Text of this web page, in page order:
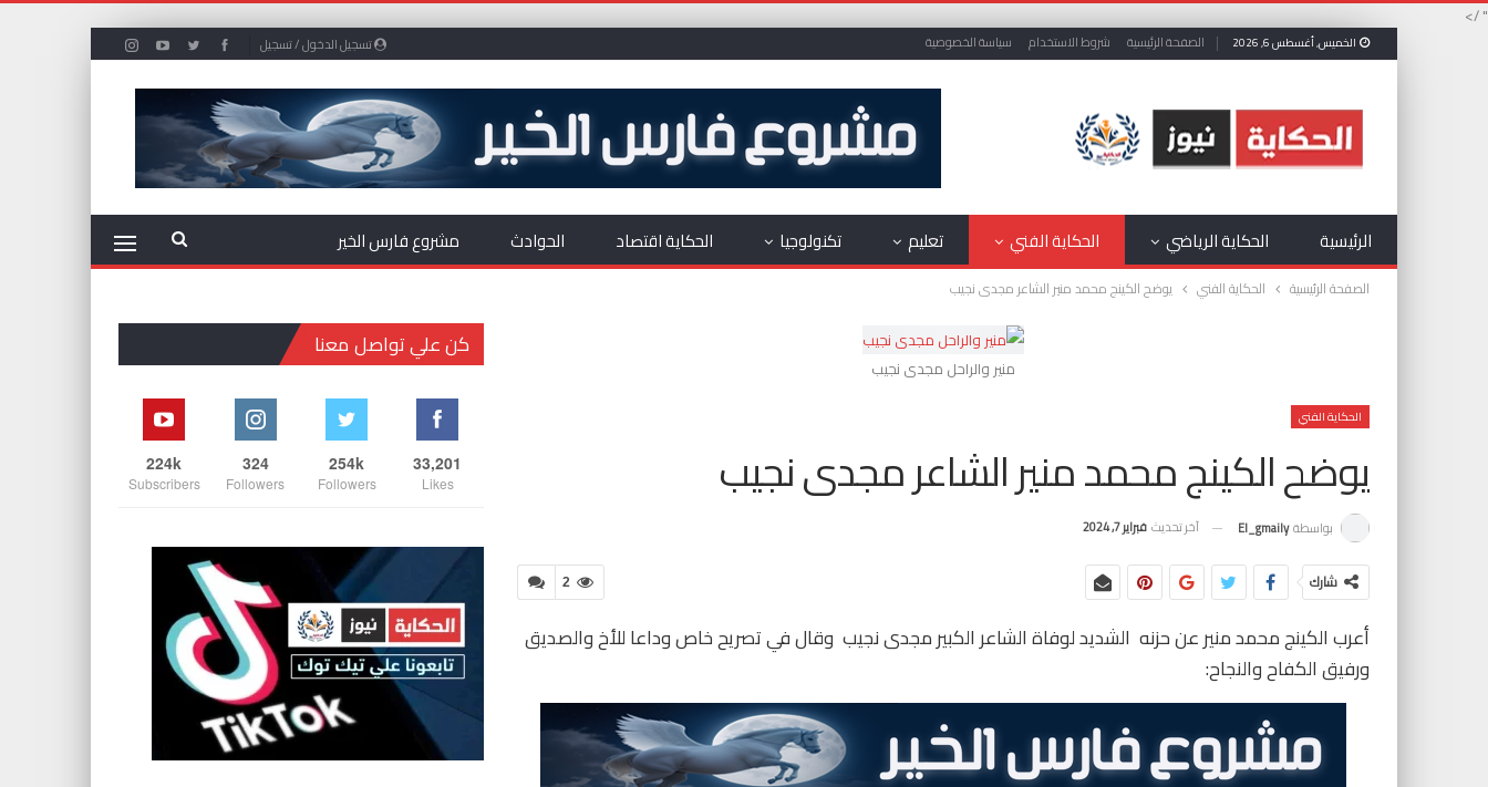
" />
تسجيل الدخول / تسجيل الخميس, أغسطس 6, 2026 الصفحة الرئيسية شروط الاستخدام سياسة الخصوصية
الرئيسية الحكاية الرياضي الحكاية الفني تعليم تكنولوجيا الحكاية اقتصاد الحوادث مشروع فارس الخير
الصفحة الرئيسية الحكاية الفني يوضح الكينج محمد منير الشاعر مجدى نجيب
منير والراحل مجدى نجيب
الحكاية الفني
يوضح الكينج محمد منير الشاعر مجدى نجيب
بواسطة El_gmaily آخر تحديث فبراير 7, 2024
2 شارك
أعرب الكينج محمد منير عن حزنه الشديد لوفاة الشاعر الكبير مجدى نجيب وقال في تصريح خاص وداعا للأخ والصديق
ورفيق الكفاح والنجاح:
كن علي تواصل معنا
33,201
Likes
254k
Followers
324
Followers
224k
Subscribers